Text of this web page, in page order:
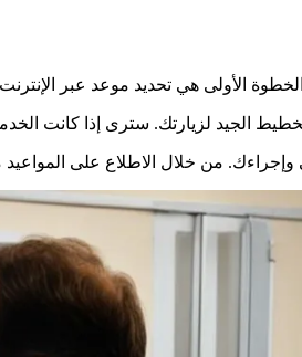
الخطوة الأولى هي تحديد موعد عبر
الجيد لزيارتك. سترى إذا كانت